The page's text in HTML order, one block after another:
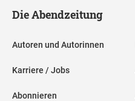
Die Abendzeitung
Autoren und Autorinnen
Karriere / Jobs
Abonnieren